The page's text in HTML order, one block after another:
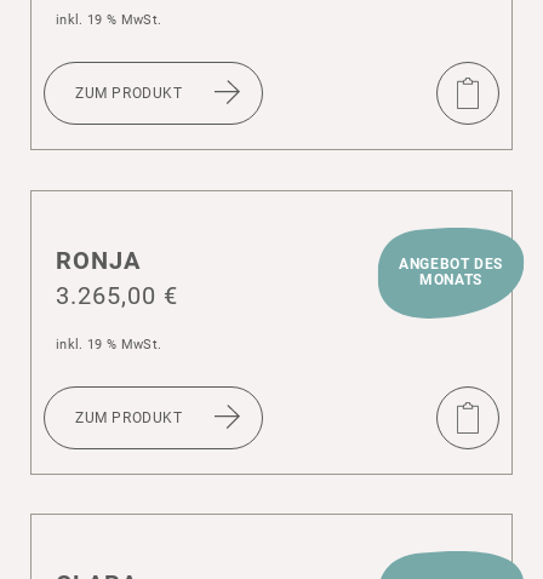
inkl. 19 % MwSt.
ZUM PRODUKT
ANGEBOT DES
MONATS
RONJA
3.265,00 €
inkl. 19 % MwSt.
ZUM PRODUKT